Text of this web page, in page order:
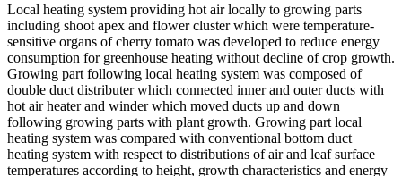
Local heating system providing hot air locally to growing parts
including shoot apex and flower cluster which were temperature-
sensitive organs of cherry tomato was developed to reduce energy
consumption for greenhouse heating without decline of crop growth.
Growing part following local heating system was composed of
double duct distributer which connected inner and outer ducts with
hot air heater and winder which moved ducts up and down
following growing parts with plant growth. Growing part local
heating system was compared with conventional bottom duct
heating system with respect to distributions of air and leaf surface
temperatures according to height, growth characteristics and energy